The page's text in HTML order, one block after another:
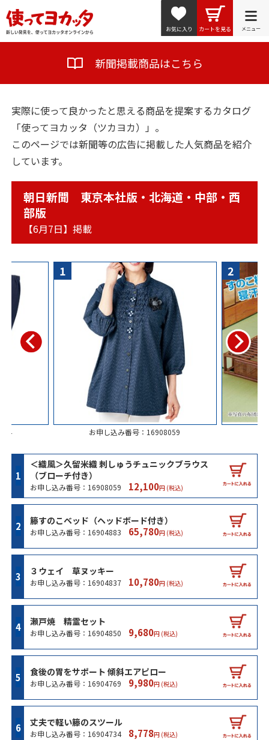
お気に入り カートを見る メニュー
新聞掲載商品はこちら
実際に使って良かったと思える商品を提案するカタログ
「使ってヨカッタ（ツカヨカ）」。
このページでは新聞等の広告に掲載した人気商品を紹介
しています。
朝日新聞 東京本社版・北海道・中部・西
部版
【6月7日】掲載
1
お申し込み番号：16908059
2
＜織風＞久留米織 刺しゅうチュニックブラウス
（ブローチ付き）
お申し込み番号：16908059 12,100円 (税込)
籐すのこベッド（ヘッドボード付き）
お申し込み番号：16904883 65,780円 (税込)
３ウェイ 草ヌッキー
お申し込み番号：16904837 10,780円 (税込)
瀬戸焼 精霊セット
お申し込み番号：16904850 9,680円 (税込)
食後の胃をサポート 傾斜エアピロー
お申し込み番号：16904769 9,980円 (税込)
丈夫で軽い籐のスツール
お申し込み番号：16904734 8,778円 (税込)